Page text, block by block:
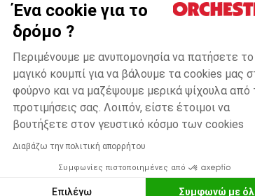
Ένα cookie για το
δρόμο ?
Περιμένουμε με ανυπομονησία να πατήσετε το
μαγικό κουμπί για να βάλουμε τα cookies μας
φούρνο και να μαζέψουμε μερικά ψίχουλα από
προτιμήσεις σας. Λοιπόν, είστε έτοιμοι να
βουτήξετε στον γευστικό κόσμο των cookies
Διαβάζω την πολιτική απορρήτου
Συμφωνίες πιστοποιημένες από
Επιλέγω Συμφωνώ με
ΣΕ